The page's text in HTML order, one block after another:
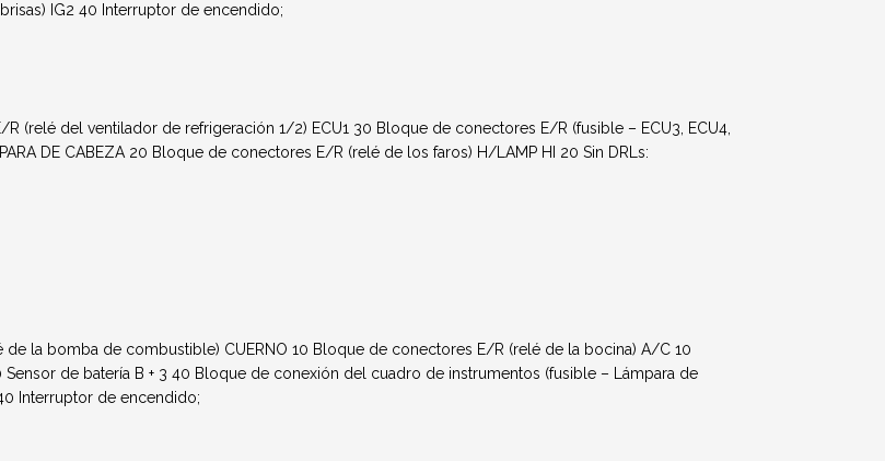
IG2 40 Interruptor de encendido;
R (relé del ventilador de refrigeración 1/2) ECU1 30 Bloque de conectores E/R (fusible – ECU3, ECU4,
DE CABEZA 20 Bloque de conectores E/R (relé de los faros) H/LAMP HI 20 Sin DRLs:
de la bomba de combustible) CUERNO 10 Bloque de conectores E/R (relé de la bocina) A/C 10
de batería B + 3 40 Bloque de conexión del cuadro de instrumentos (fusible – Lámpara de
Interruptor de encendido;